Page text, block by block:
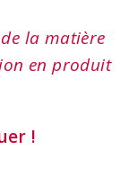
la matière
en produit
!